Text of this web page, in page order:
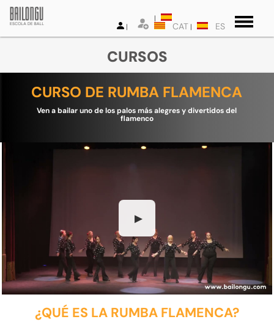
CAT ES
CURSOS
CURSO DE RUMBA FLAMENCA
Ven a bailar uno de los palos más alegres y divertidos del
flamenco
▶
¿QUÉ ES LA RUMBA FLAMENCA?